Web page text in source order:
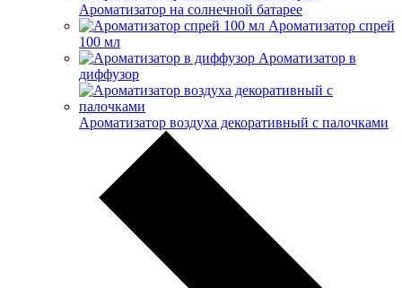
Ароматизатор на солнечной батарее
Ароматизатор спрей
100 мл
Ароматизатор в
диффузор
Ароматизатор воздуха декоративный с палочками